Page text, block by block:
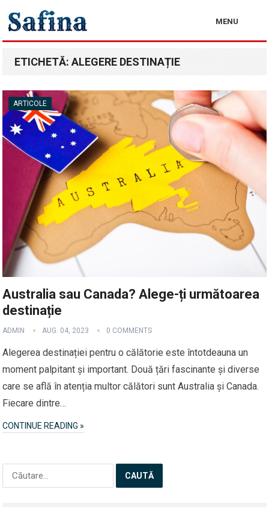
MENU
ETICHETĂ:ALEGERE DESTINAȚIE
ARTICOLE
Australia sau Canada? Alege-ți următoarea
destinație
ADMIN AUG. 04, 2023 0 COMMENTS
Alegerea destinației pentru o călătorie este întotdeauna un
moment palpitant și important. Două țări fascinante și diverse
care se află în atenția multor călători sunt Australia și Canada.
Fiecare dintre…
CONTINUE READING »
Caută